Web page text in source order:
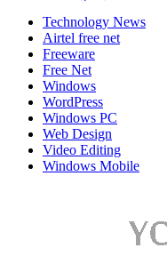
Technology News
Airtel free net
Freeware
Free Net
Windows
WordPress
Windows PC
Web Design
Video Editing
Windows Mobile